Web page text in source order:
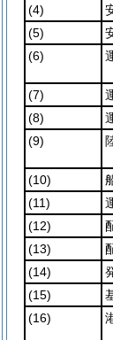
(4)
(5)
(6)
(7)
(8)
(9)
(10)
(11)
(12)
(13)
(14)
(15)
(16)